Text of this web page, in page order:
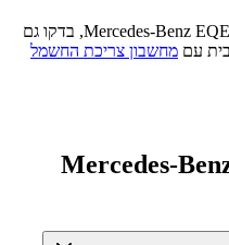
Mercedes-Benz, בדקו גם
עם מחשבון צריכת החשמל
Mercedes-